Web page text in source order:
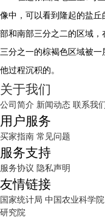
像中，可以看到隆起的盐
部和南部三分之二的区域
三分之一的棕褐色区域被
他过程沉积的。
关于我们
公司简介 新闻动态 联系我
用户服务
买家指南 常见问题
服务支持
服务协议 隐私声明
友情链接
国家统计局 中国农业科学院
研究院